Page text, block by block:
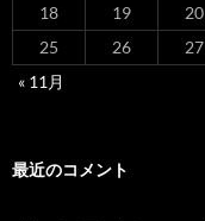
18
19 20
25
26 27
« 11月
最近のコメント